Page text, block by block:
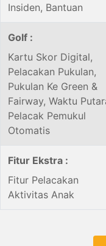
Insiden, Bantuan
Golf :
Kartu Skor Digital,
Pelacakan Pukulan,
Pukulan Ke Green &
Fairway, Waktu
Pelacak Pemukul
Otomatis
Fitur Ekstra :
Fitur Pelacakan
Aktivitas Anak